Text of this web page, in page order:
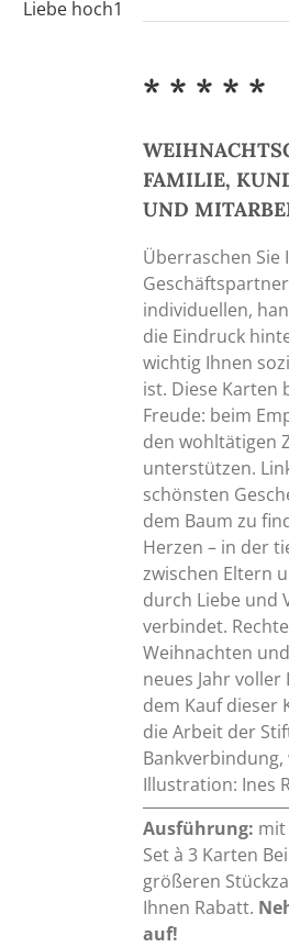
* * * * *
FAMILIE,
UND
Überraschen Sie
individuellen,
die Eindruck
wichtig Ihnen
ist. Diese
Freude: beim
den wohltätigen
unterstützen.
schönsten
dem Baum zu
Herzen – in der
zwischen Eltern
durch Liebe und
verbindet.
Weihnachten
neues Jahr voller
dem Kauf dieser
die Arbeit der
Illustration: Ines
Ausführung: mit
Set à 3 Karten
größeren
Ihnen Rabatt.
auf!